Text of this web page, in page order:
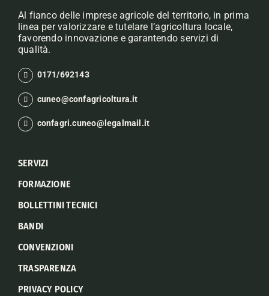
Al fianco delle imprese agricole del territorio, in prima
linea per valorizzare e tutelare l’agricoltura locale,
favorendo innovazione e garantendo servizi di
qualità.
0171/692143
cuneo@confagricoltura.it
confagri.cuneo@legalmail.it
SERVIZI
FORMAZIONE
BOLLETTINI TECNICI
BANDI
CONVENZIONI
TRASPARENZA
PRIVACY POLICY